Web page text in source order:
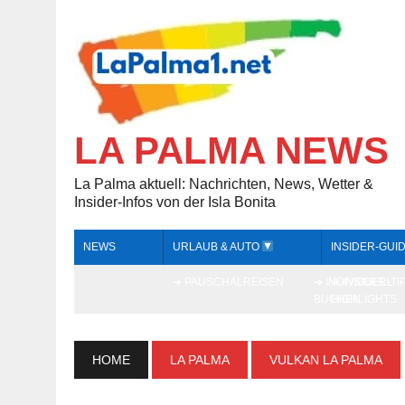
LA PALMA NEWS
La Palma aktuell: Nachrichten, News, Wetter &
Insider-Infos von der Isla Bonita
NEWS URLAUB & AUTO INSIDER-
HOME LA PALMA VULKAN LA PALMA